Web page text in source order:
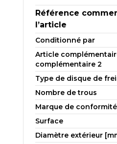
Référence
l’article
Conditionné par
Article
complémentaire 2
Type de disque de
Nombre de trous
Marque de conformité
Surface
Diamètre extérieur